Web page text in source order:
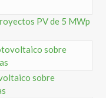
PV de 5 MWp
sobre